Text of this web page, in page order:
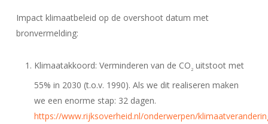
Impact klimaatbeleid op de overshoot datum met
bronvermelding:
Klimaatakkoord: Verminderen van de CO2uitstoot met
55% in 2030 (t.o.v. 1990). Als we dit realiseren maken
we een enorme stap: 32 dagen.
https://www.rijksoverheid.nl/onderwerpen/